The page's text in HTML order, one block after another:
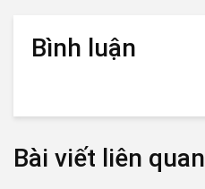
Bình luận
Bài viết liên quan